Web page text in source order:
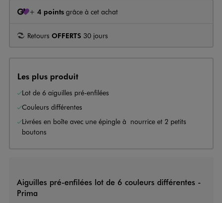
+ 4 points grâce à cet achat
Retours OFFERTS 30 jours
Les plus produit
Lot de 6 aiguilles pré-enfilées
Couleurs différentes
Livrées en boîte avec une épingle à nourrice et 2 petits
boutons
Aiguilles pré-enfilées lot de 6 couleurs différentes -
Prima